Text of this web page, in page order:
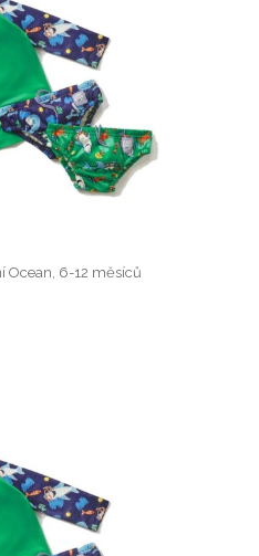
Ocean, 6-12 měsíců